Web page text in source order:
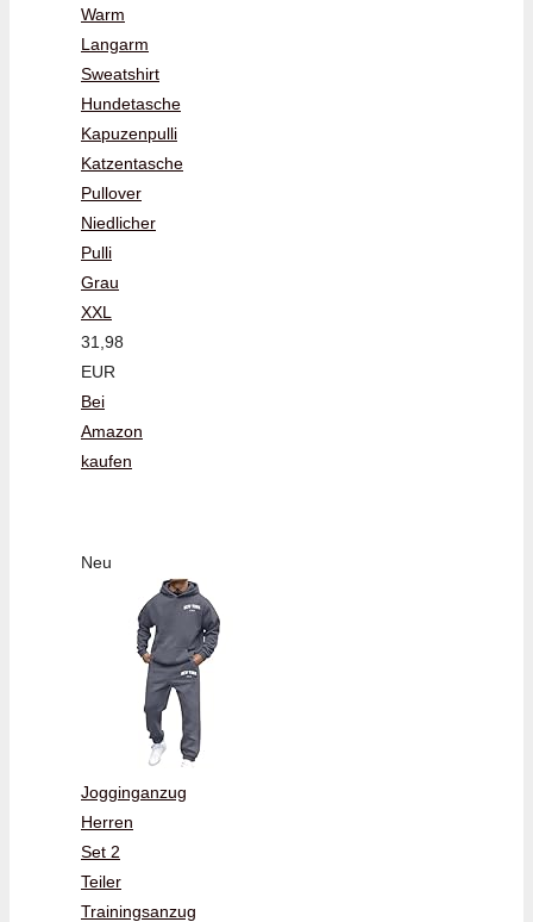
Warm
Langarm
Sweatshirt
Hundetasche
Kapuzenpulli
Katzentasche
Pullover
Niedlicher
Pulli
Grau
XXL
31,98
EUR
Bei
Amazon
kaufen
Neu
Jogginganzug
Herren
Set 2
Teiler
Trainingsanzug